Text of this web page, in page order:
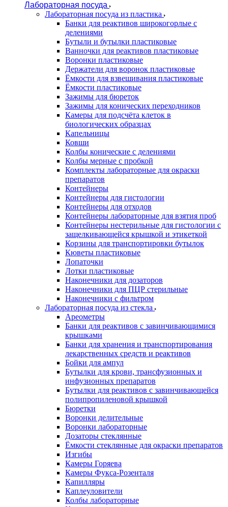
Лабораторная посуда
Лабораторная посуда из пластика
Банки для реактивов широкогорлые с
делениями
Бутыли и бутылки пластиковые
Ванночки для реактивов пластиковые
Воронки пластиковые
Держатели для воронок пластиковые
Ёмкости для взвешивания пластиковые
Ёмкости пластиковые
Зажимы для бюреток
Зажимы для конических переходников
Камеры для подсчёта клеток в
биологических образцах
Капельницы
Ковши
Колбы конические с делениями
Колбы мерные с пробкой
Комплекты лабораторные для окраски
препаратов
Контейнеры
Контейнеры для гистологии
Контейнеры для отходов
Контейнеры лабораторные для взятия проб
Контейнеры нестерильные для гистологии с
защелкивающейся крышкой и этикеткой
Корзины для транспортировки бутылок
Кюветы пластиковые
Лопаточки
Лотки пластиковые
Наконечники для дозаторов
Наконечники для ПЦР стерильные
Наконечники с фильтром
Лабораторная посуда из стекла
Ареометры
Банки для реактивов с завинчивающимися
крышками
Банки для хранения и транспортирования
лекарственных средств и реактивов
Бойки для ампул
Бутылки для крови, трансфузионных и
инфузионных препаратов
Бутылки для реактивов с завинчивающейся
полипропиленовой крышкой
Бюретки
Воронки делительные
Воронки лабораторные
Дозаторы стеклянные
Ёмкости стеклянные для окраски препаратов
Изгибы
Камеры Горяева
Камеры Фукса-Розенталя
Капилляры
Каплеуловители
Колбы лабораторные